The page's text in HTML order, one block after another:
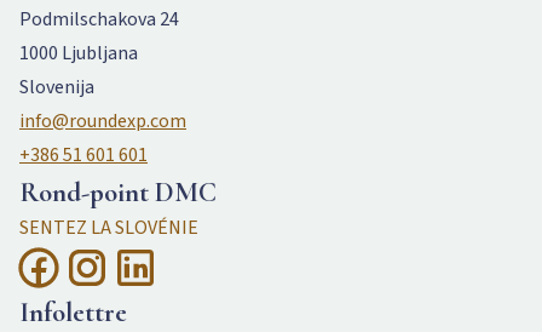
Podmilschakova 24
1000 Ljubljana
Slovenija
info@roundexp.com
+386 51 601 601
Rond-point DMC
SENTEZ LA SLOVÉNIE
Infolettre